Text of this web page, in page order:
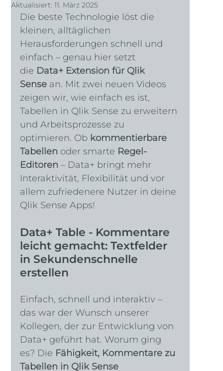
Aktualisiert:11. März 2025
Die beste Technologie löst die
kleinen, alltäglichen
Herausforderungen schnell und
einfach – genau hier setzt
die Data+ Extension für Qlik
Sense an. Mit zwei neuen Videos
zeigen wir, wie einfach es ist,
Tabellen in Qlik Sense zu erweitern
und Arbeitsprozesse zu
optimieren. Ob kommentierbare
Tabellen oder smarte Regel-
Editoren – Data+ bringt mehr
Interaktivität, Flexibilität und vor
allem zufriedenere Nutzer in deine
Qlik Sense Apps!
Data+ Table - Kommentare
leicht gemacht: Textfelder
in Sekundenschnelle
erstellen
Einfach, schnell und interaktiv –
das war der Wunsch unserer
Kollegen, der zur Entwicklung von
Data+ geführt hat. Worum ging
es? Die Fähigkeit, Kommentare zu
Tabellen in Qlik Sense